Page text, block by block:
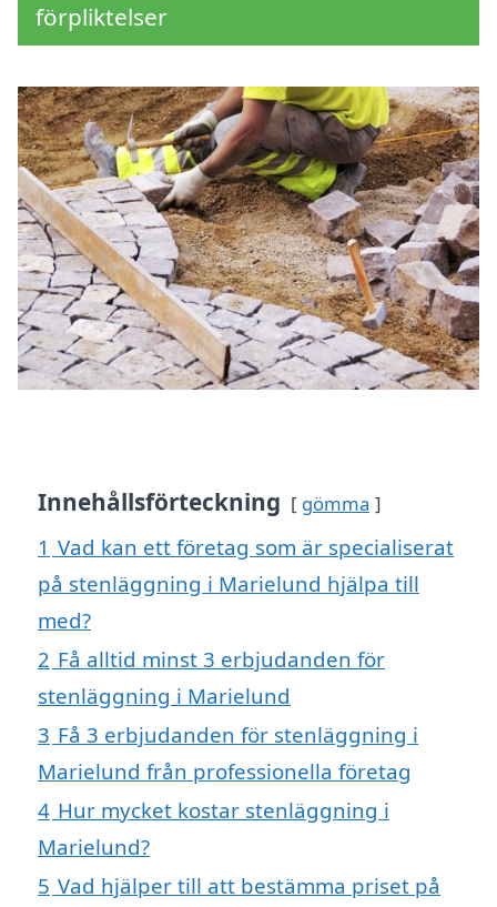
förpliktelser
Innehållsförteckning gömma
1 Vad kan ett företag som är specialiserat
på stenläggning i Marielund hjälpa till
med?
2 Få alltid minst 3 erbjudanden för
stenläggning i Marielund
3 Få 3 erbjudanden för stenläggning i
Marielund från professionella företag
4 Hur mycket kostar stenläggning i
Marielund?
5 Vad hjälper till att bestämma priset på